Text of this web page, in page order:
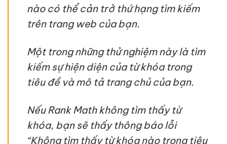
nào có thể cản trở thứ hạng tìm kiếm
trên trang web của bạn.
Một trong những thử nghiệm này là tìm
kiếm sự hiện diện của từ khóa trong
tiêu đề và mô tả trang chủ của bạn.
Nếu Rank Math không tìm thấy từ
khóa, bạn sẽ thấy thông báo lỗi
“Không tìm thấy từ khóa nào trong tiêu